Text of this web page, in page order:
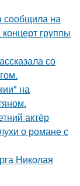
сообщила на
группы
со
на
актёр
о романе с
Николая